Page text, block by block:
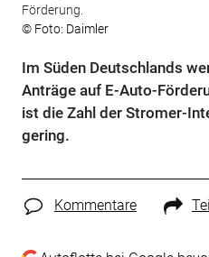
Förderung.
© Foto: Daimler
Im Süden Deutschlands
Anträge auf E-Auto-
ist die Zahl der Stromer-
gering.
Kommentare